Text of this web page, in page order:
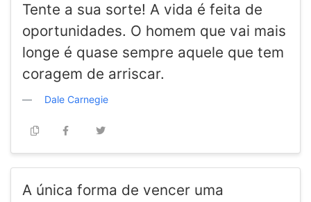
Tente a sua sorte! A vida é feita de
oportunidades. O homem que vai mais
longe é quase sempre aquele que tem
coragem de arriscar.
Dale Carnegie
A única forma de vencer uma